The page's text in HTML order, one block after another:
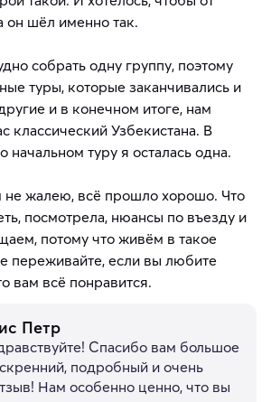
он шёл именно так.
собрать одну группу, поэтому
туры, которые заканчивались и
и в конечном итоге, нам
классический Узбекистана. В
начальном туру я осталась одна.
не жалею, всё прошло хорошо. Что
посмотрела, нюансы по въезду и
потому что живём в такое
переживайте, если вы любите
вам всё понравится.
Петр
Спасибо вам большое
подробный и очень
Нам особенно ценно, что вы